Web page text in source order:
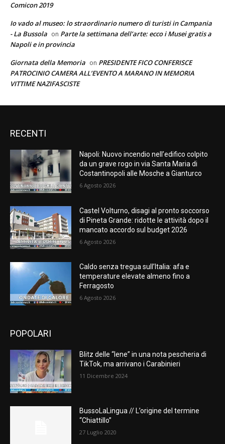
Comicon 2019
Io vado al museo: lo straordinario numero di turisti in Campania
- La Bussola on Parte la settimana dell’arte: ecco i Musei gratis a
Napoli e in provincia
Giornata della Memoria on PRESIDENTE FICO CONFERISCE
PATROCINIO CAMERA ALL’EVENTO A MARANO IN MEMORIA
VITTIME NAZIFASCISTE
RECENTI
Napoli: Nuovo incendio nell’edifico colpito
da un grave rogo in via Santa Maria di
Costantinopoli alle Mosche a Gianturco
6 Agosto 2026
Castel Volturno, disagi al pronto soccorso
di Pineta Grande: ridotte le attività dopo il
mancato accordo sul budget 2026
6 Agosto 2026
Caldo senza tregua sull’Italia: afa e
temperature elevate almeno fino a
Ferragosto
6 Agosto 2026
POPOLARI
Blitz delle “Iene” in una nota pescheria di
TikTok, ma arrivano i Carabinieri
11 Dicembre 2024
BussoLaLingua // L’origine del termine
“Chiattillo”
27 Luglio 2020